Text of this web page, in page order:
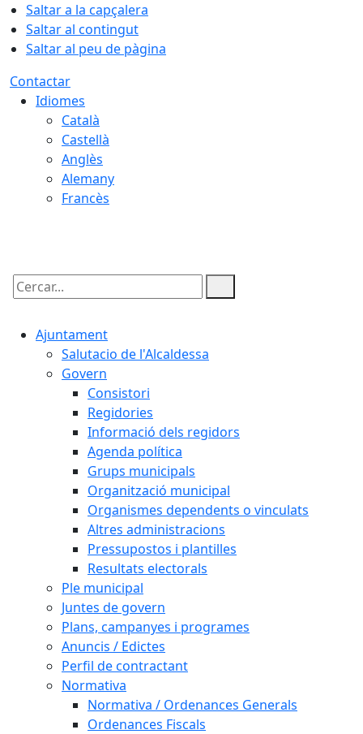
Saltar a la capçalera
Saltar al contingut
Saltar al peu de pàgina
Contactar
Idiomes
Català
Castellà
Anglès
Alemany
Francès
Cercar:
Ajuntament
Salutacio de l'Alcaldessa
Govern
Consistori
Regidories
Informació dels regidors
Agenda política
Grups municipals
Organització municipal
Organismes dependents o vinculats
Altres administracions
Pressupostos i plantilles
Resultats electorals
Ple municipal
Juntes de govern
Plans, campanyes i programes
Anuncis / Edictes
Perfil de contractant
Normativa
Normativa / Ordenances Generals
Ordenances Fiscals